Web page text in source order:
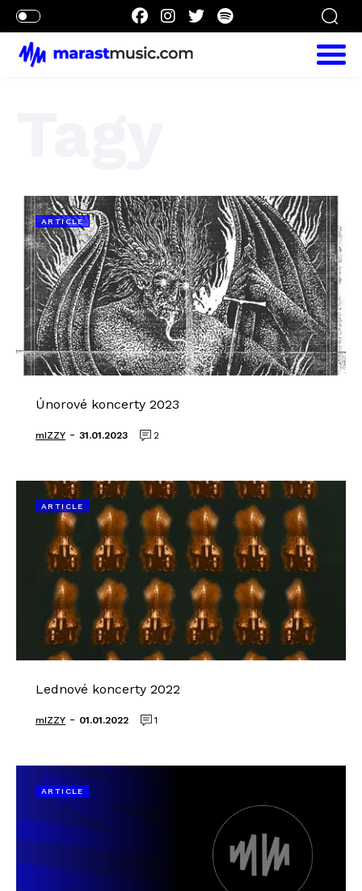
ARTICLE
Únorové koncerty 2023
mIZZY - 31.01.2023 2
ARTICLE
Lednové koncerty 2022
mIZZY - 01.01.2022 1
ARTICLE